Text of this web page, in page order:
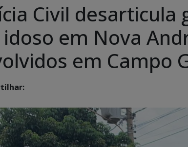
Civil
em Nova
em Campo